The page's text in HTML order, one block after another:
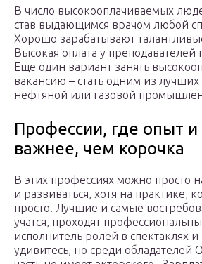
В число высокооплачиваемых
став выдающимся врачом любой
Хорошо зарабатывают
Высокая оплата у преподавателей
Еще один вариант занять
вакансию – стать одним из лучших
нефтяной или газовой
Профессии, где опыт
важнее, чем корочка
В этих профессиях можно просто
и развиваться, хотя на практике,
просто. Лучшие и самые
учатся, проходят
исполнитель ролей в спектаклях
удивитесь, но среди обладателей